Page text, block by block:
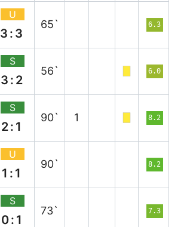
U
3:3
65` 6.3
S
3:2
56` 6.0
S
2:1
90` 1 8.2
U
1:1
90` 8.2
S
0:1
73` 7.3